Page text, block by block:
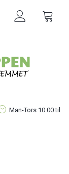
Man-Tors 10.00 til